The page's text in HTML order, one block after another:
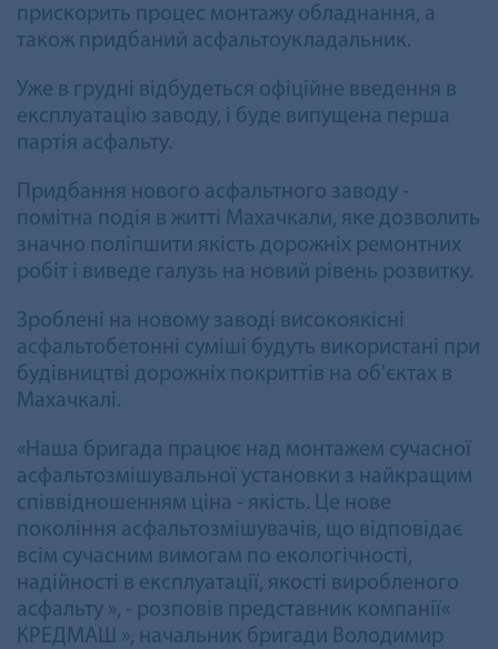
прискорить процес монтажу обладнання, а
також придбаний асфальтоукладальник.
Уже в грудні відбудеться офіційне введення в
експлуатацію заводу, і буде випущена перша
партія асфальту.
Придбання нового асфальтного заводу -
помітна подія в житті Махачкали, яке дозволить
значно поліпшити якість дорожніх ремонтних
робіт і виведе галузь на новий рівень розвитку.
Зроблені на новому заводі високоякісні
асфальтобетонні суміші будуть використані при
будівництві дорожніх покриттів на об'єктах в
Махачкалі.
«Наша бригада працює над монтажем сучасної
асфальтозмішувальної установки з найкращим
співвідношенням ціна - якість. Це нове
покоління асфальтозмішувачів, що відповідає
всім сучасним вимогам по екологічності,
надійності в експлуатації, якості виробленого
асфальту », - розповів представник компанії«
КРЕДМАШ », начальник бригади Володимир